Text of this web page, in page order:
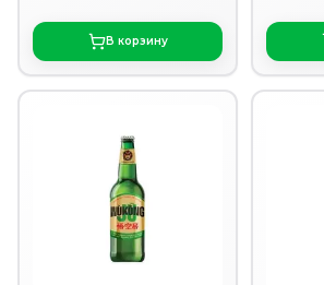
В корзину